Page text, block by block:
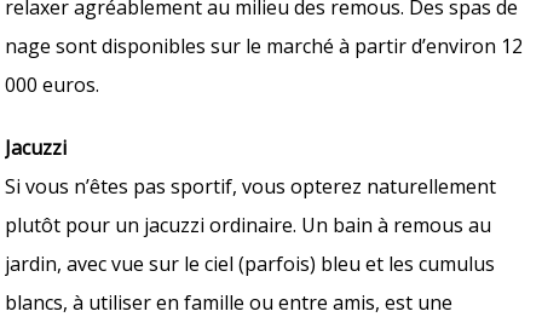
relaxer agréablement au milieu des remous. Des spas de
nage sont disponibles sur le marché à partir d’environ 12
000 euros.
Jacuzzi
Si vous n’êtes pas sportif, vous opterez naturellement
plutôt pour un jacuzzi ordinaire. Un bain à remous au
jardin, avec vue sur le ciel (parfois) bleu et les cumulus
blancs, à utiliser en famille ou entre amis, est une